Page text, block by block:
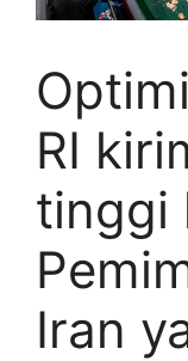
RI
tinggi
Iran